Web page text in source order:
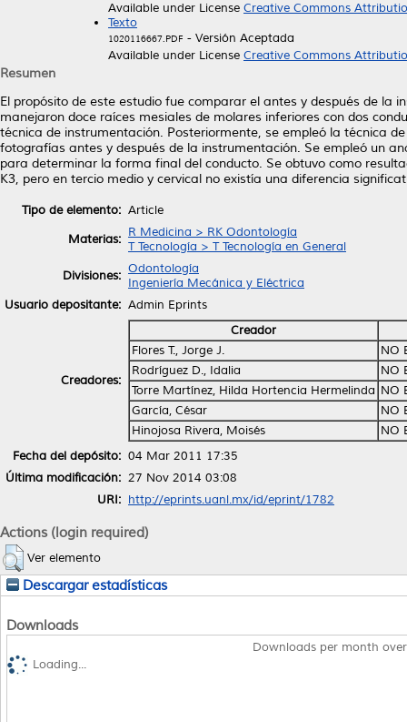
Available under License Creative Commons
Texto
1020116667.PDF - Versión Aceptada
Available under License Creative Commons
Resumen
El propósito de este estudio fue comparar el antes y después de la
manejaron doce raíces mesiales de molares inferiores con dos
técnica de instrumentación. Posteriormente, se empleó la técnica
fotografías antes y después de la instrumentación. Se empleó un
para determinar la forma final del conducto. Se obtuvo como
K3, pero en tercio medio y cervical no existía una diferencia
Tipo de elemento: Article
Materias: R Medicina > RK Odontología
T Tecnología > T Tecnología en General
Divisiones: Odontología
Ingeniería Mecánica y Eléctrica
Usuario depositante: Admin Eprints
Creadores:
Creador
Flores T., Jorge J.
NO
Rodríguez D., Idalia
NO
Torre Martínez, Hilda Hortencia Hermelinda NO
García, César
NO
Hinojosa Rivera, Moisés
NO
Fecha del depósito: 04 Mar 2011 17:35
Última modificación: 27 Nov 2014 03:08
URI: http://eprints.uanl.mx/id/eprint/1782
Actions (login required)
Ver elemento
Descargar estadísticas
Downloads
Downloads per month
Loading...